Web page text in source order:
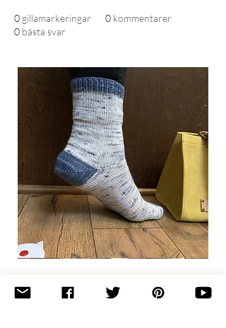
0 gillamarkeringar 0 kommentarer
0 bästa svar
Basic
Socks
Join the newsletter